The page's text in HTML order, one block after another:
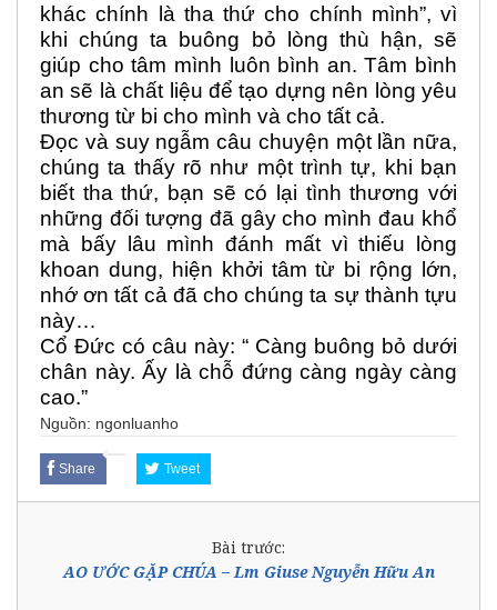
khác chính là tha thứ cho chính mình”, vì
khi chúng ta buông bỏ lòng thù hận, sẽ
giúp cho tâm mình luôn bình an. Tâm bình
an sẽ là chất liệu để tạo dựng nên lòng yêu
thương từ bi cho mình và cho tất cả.
Đọc và suy ngẫm câu chuyện một lần nữa,
chúng ta thấy rõ như một trình tự, khi bạn
biết tha thứ, bạn sẽ có lại tình thương với
những đối tượng đã gây cho mình đau khổ
mà bấy lâu mình đánh mất vì thiếu lòng
khoan dung, hiện khởi tâm từ bi rộng lớn,
nhớ ơn tất cả đã cho chúng ta sự thành tựu
này…
Cổ Đức có câu này: “ Càng buông bỏ dưới
chân này. Ấy là chỗ đứng càng ngày càng
cao.”
Nguồn: ngonluanho
Share Tweet
Bài trước:
AO ƯỚC GẶP CHÚA – Lm Giuse Nguyễn Hữu An